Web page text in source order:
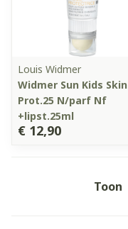
Louis Widmer
Widmer Sun Kids Skin
Prot.25 N/parf Nf
+lipst.25ml
€ 12,90
Toon